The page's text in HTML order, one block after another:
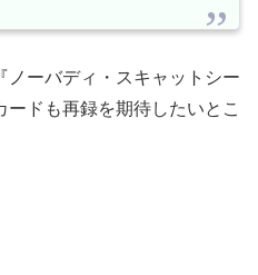
ノーバディ・スキャットシー
ドも再録を期待したいとこ